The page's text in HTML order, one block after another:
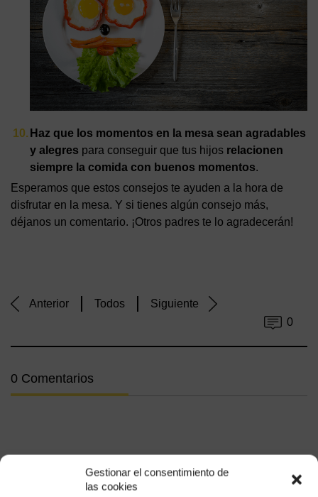
Gestionar el consentimiento de
las cookies
Haz que los momentos en la mesa sean agradables
y alegres para conseguir que tus hijos relacionen
siempre la comida con buenos momentos.
Esperamos que estos consejos te ayuden a la hora de
disfrutar en la mesa. Y si tienes algún consejo más,
déjanos un comentario. ¡Otros padres te lo agradecerán!
Anterior Todos
Siguiente
0
0 Comentarios